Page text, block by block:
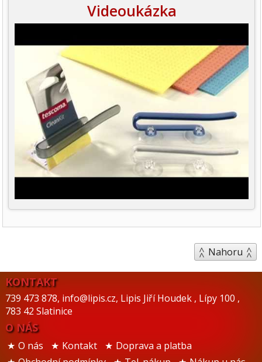
Videoukázka
Nahoru
KONTAKT
739 473 878, info@lipis.cz, Lipis Jiří Houdek , Lípy 100 ,
783 42 Slatinice
O NÁS
O nás Kontakt
Doprava a platba